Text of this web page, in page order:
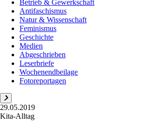
Betrieb & Gewerkschaft
Antifaschismus
Natur & Wissenschaft
Feminismus
Geschichte
Medien
Abgeschrieben
Leserbriefe
Wochenendbeilage
Fotoreportagen
29.05.2019
Kita-Alltag